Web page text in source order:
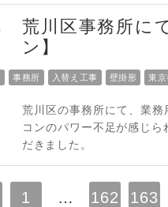
荒川区事務所に
ン】
事務所 入替え工事 壁掛形 東京
荒川区の事務所にて、業
コンのパワー不足が感じ
だきました。
1 … 162 163